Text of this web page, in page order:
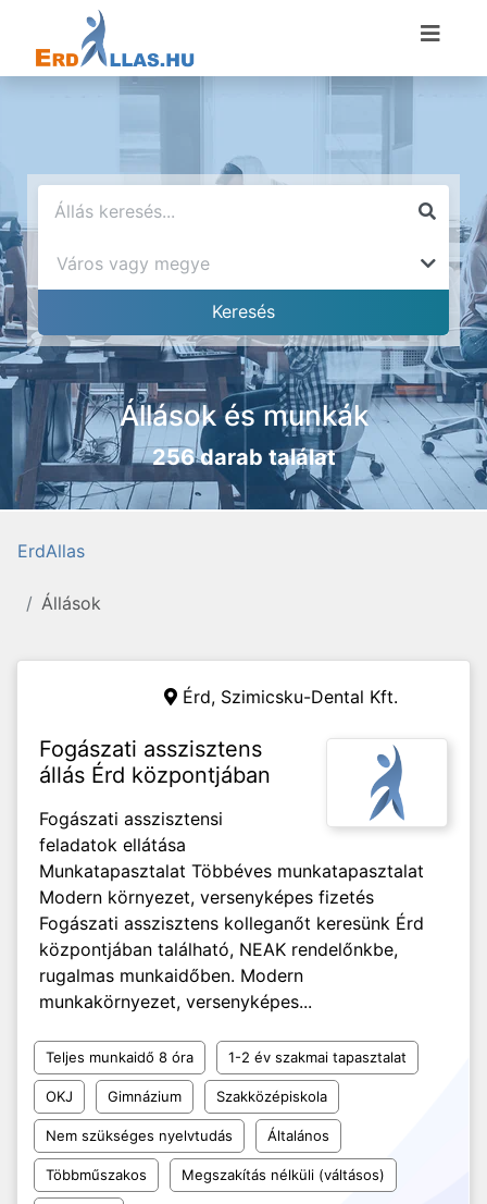
Állások és munkák
256 darab találat
ErdAllas
Állások
Érd, Szimicsku-Dental Kft.
Fogászati asszisztens
állás Érd központjában
Fogászati asszisztensi
feladatok ellátása
Munkatapasztalat Többéves munkatapasztalat
Modern környezet, versenyképes fizetés
Fogászati asszisztens kolleganőt keresünk Érd
központjában található, NEAK rendelőnkbe,
rugalmas munkaidőben. Modern
munkakörnyezet, versenyképes...
Teljes munkaidő 8 óra 1-2 év szakmai tapasztalat
OKJ Gimnázium Szakközépiskola
Nem szükséges nyelvtudás Általános
Többműszakos Megszakítás nélküli (váltásos)